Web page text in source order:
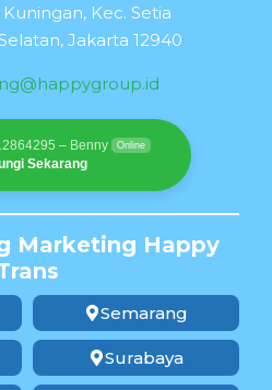
Kec. Setia
Jakarta 12940
– Benny Online
Sekarang
Marketing Happy
Semarang
Surabaya